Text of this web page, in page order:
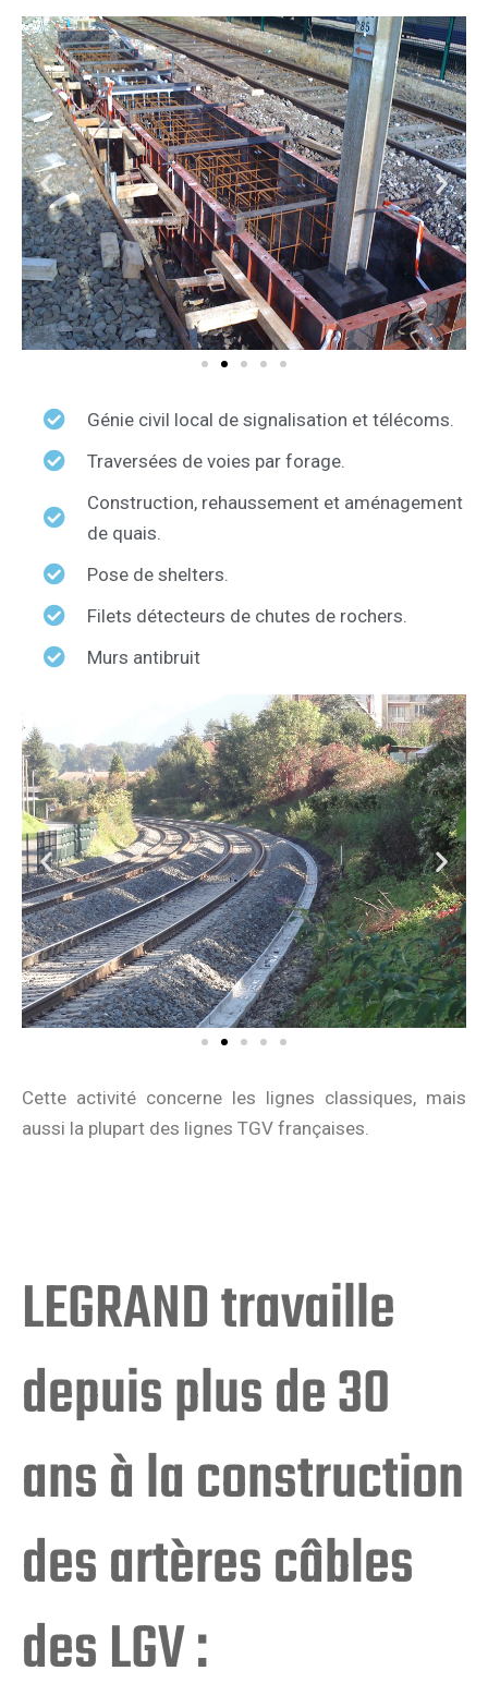
Génie civil local de signalisation et télécoms.
Traversées de voies par forage.
Construction, rehaussement et aménagement
de quais.
Pose de shelters.
Filets détecteurs de chutes de rochers.
Murs antibruit
Cette activité concerne les lignes classiques, mais
aussi la plupart des lignes TGV françaises.
LEGRAND travaille
depuis plus de 30
ans à la construction
des artères câbles
des LGV :